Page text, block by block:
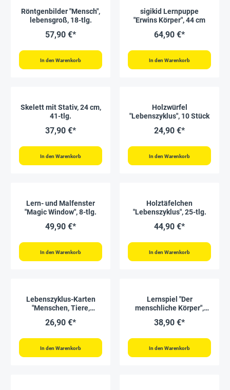
Röntgenbilder "Mensch",
lebensgroß, 18-tlg.
57,90 €*
In den Warenkorb
sigikid Lernpuppe
"Erwins Körper", 44 cm
64,90 €*
In den Warenkorb
Skelett mit Stativ, 24 cm,
41-tlg.
37,90 €*
In den Warenkorb
Holzwürfel
"Lebenszyklus", 10 Stück
24,90 €*
In den Warenkorb
Lern- und Malfenster
"Magic Window", 8-tlg.
49,90 €*
In den Warenkorb
Holztäfelchen
"Lebenszyklus", 25-tlg.
44,90 €*
In den Warenkorb
Lebenszyklus-Karten
"Menschen, Tiere,
26,90 €*
In den Warenkorb
Lernspiel "Der
menschliche Körper",
38,90 €*
In den Warenkorb